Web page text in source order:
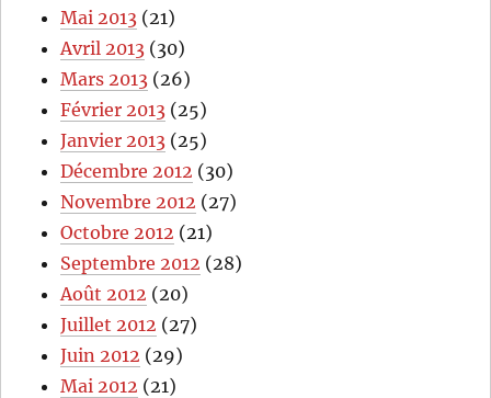
Mai 2013 (21)
Avril 2013 (30)
Mars 2013 (26)
Février 2013 (25)
Janvier 2013 (25)
Décembre 2012 (30)
Novembre 2012 (27)
Octobre 2012 (21)
Septembre 2012 (28)
Août 2012 (20)
Juillet 2012 (27)
Juin 2012 (29)
Mai 2012 (21)